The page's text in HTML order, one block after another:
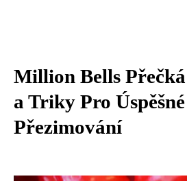
Million Bells
a Triky Pro Úspěšné
Přezimování